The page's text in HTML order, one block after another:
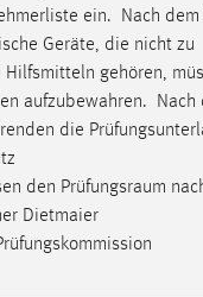
ein. Nach dem
Geräte, die nicht zu
Hilfsmitteln gehören,
aufzubewahren. Nach
die
den Prüfungsraum
Dietmaier